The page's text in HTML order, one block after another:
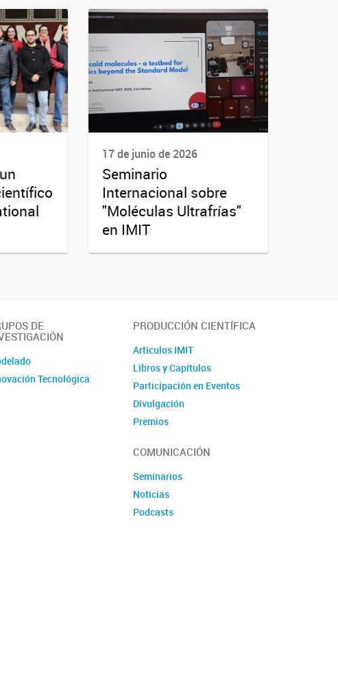
17 de junio de 2026
Seminario
Internacional sobre
"Moléculas Ultrafrías"
en IMIT
DE
Tecnológica
PRODUCCIÓN CIENTÍFICA
Articulos IMIT
Libros y Capítulos
Participación en Eventos
Divulgación
Premios
COMUNICACIÓN
Seminarios
Noticias
Podcasts